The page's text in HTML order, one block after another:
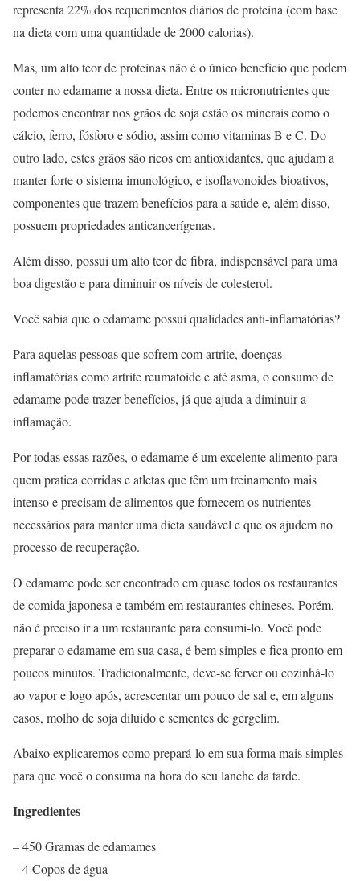
representa 22% dos requerimentos diários de proteína (com base
na dieta com uma quantidade de 2000 calorias).
Mas, um alto teor de proteínas não é o único benefício que podem
conter no edamame a nossa dieta. Entre os micronutrientes que
podemos encontrar nos grãos de soja estão os minerais como o
cálcio, ferro, fósforo e sódio, assim como vitaminas B e C. Do
outro lado, estes grãos são ricos em antioxidantes, que ajudam a
manter forte o sistema imunológico, e isoflavonoides bioativos,
componentes que trazem benefícios para a saúde e, além disso,
possuem propriedades anticancerígenas.
Além disso, possui um alto teor de fibra, indispensável para uma
boa digestão e para diminuir os níveis de colesterol.
Você sabia que o edamame possui qualidades anti-inflamatórias?
Para aquelas pessoas que sofrem com artrite, doenças
inflamatórias como artrite reumatoide e até asma, o consumo de
edamame pode trazer benefícios, já que ajuda a diminuir a
inflamação.
Por todas essas razões, o edamame é um excelente alimento para
quem pratica corridas e atletas que têm um treinamento mais
intenso e precisam de alimentos que fornecem os nutrientes
necessários para manter uma dieta saudável e que os ajudem no
processo de recuperação.
O edamame pode ser encontrado em quase todos os restaurantes
de comida japonesa e também em restaurantes chineses. Porém,
não é preciso ir a um restaurante para consumi-lo. Você pode
preparar o edamame em sua casa, é bem simples e fica pronto em
poucos minutos. Tradicionalmente, deve-se ferver ou cozinhá-lo
ao vapor e logo após, acrescentar um pouco de sal e, em alguns
casos, molho de soja diluído e sementes de gergelim.
Abaixo explicaremos como prepará-lo em sua forma mais simples
para que você o consuma na hora do seu lanche da tarde.
Ingredientes
– 450 Gramas de edamames
– 4 Copos de água